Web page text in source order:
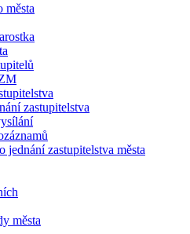
města
zastupitelstva
jednání zastupitelstva města
města